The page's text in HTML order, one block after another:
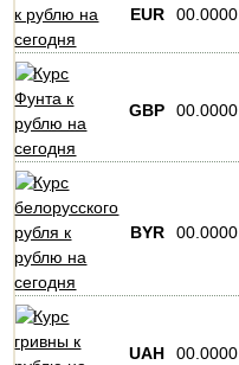
EUR 00.0000
GBP 00.0000
BYR 00.0000
UAH 00.0000